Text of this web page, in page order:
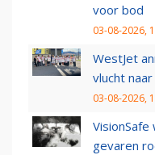
voor bod
03-08-2026,
WestJet
vlucht naar
03-08-2026,
gevaren